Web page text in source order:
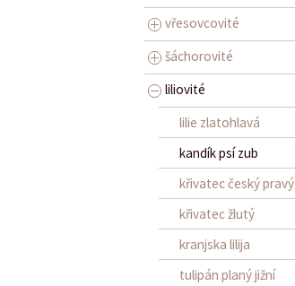
vřesovcovité
šáchorovité
liliovité
lilie zlatohlavá
kandík psí zub
křivatec český pravý
křivatec žlutý
kranjska lilija
tulipán planý jižní